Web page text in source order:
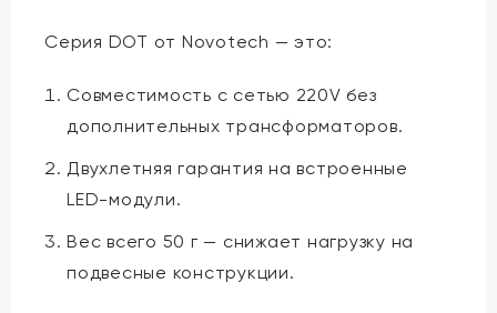
Серия DOT от Novotech — это:
Совместимость с сетью 220V без
дополнительных трансформаторов.
Двухлетняя гарантия на встроенные
LED-модули.
Вес всего 50 г — снижает нагрузку на
подвесные конструкции.